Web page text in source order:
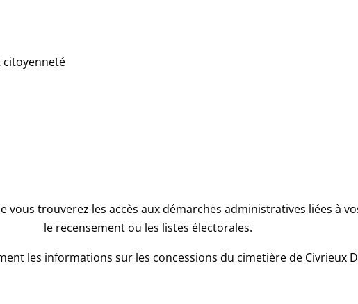
citoyenneté
vous trouverez les accès aux démarches administratives liées à
le recensement ou les listes électorales.
les informations sur les concessions du cimetière de Civrieux